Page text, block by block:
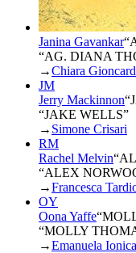
Janina Gavankar“
“AG. DIANA
→Chiara
JM
Jerry Mackinnon“
“JAKE WELLS”
→ Simone Crisari
RM
Rachel Melvin“
“ALEX
→Francesca
OY
Oona Yaffe“
“MOLLY
→Emanuela Ionica